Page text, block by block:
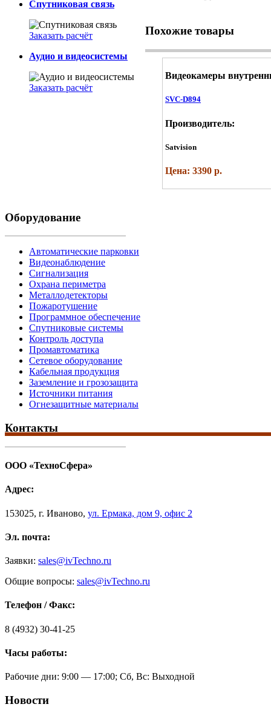
Спутниковая связь
Заказать расчёт
Аудио и видеосистемы
Заказать расчёт
Похожие товары
Видеокамеры
SVC-D894
Производитель:
Satvision
Цена: 3390 р.
Оборудование
Автоматические парковки
Видеонаблюдение
Сигнализация
Охрана периметра
Металлодетекторы
Пожаротушение
Программное обеспечение
Спутниковые системы
Контроль доступа
Промавтоматика
Сетевое оборудование
Кабельная продукция
Заземление и грозозащита
Источники питания
Огнезащитные материалы
Контакты
ООО «ТехноСфера»
Адрес:
153025, г. Иваново, ул. Ермака, дом 9, офис 2
Эл. почта:
Заявки: sales@ivTechno.ru
Общие вопросы: sales@ivTechno.ru
Телефон / Факс:
8 (4932) 30-41-25
Часы работы:
Рабочие дни: 9:00 — 17:00; Сб, Вс: Выходной
Новости